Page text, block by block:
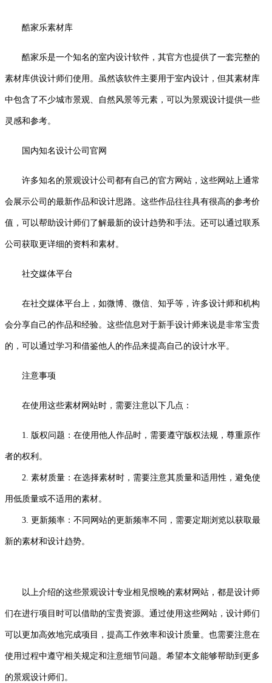
酷家乐素材库
酷家乐是一个知名的室内设计软件，其官方也提供了一套完整的
素材库供设计师们使用。虽然该软件主要用于室内设计，但其素材库
中包含了不少城市景观、自然风景等元素，可以为景观设计提供一些
灵感和参考。
国内知名设计公司官网
许多知名的景观设计公司都有自己的官方网站，这些网站上通常
会展示公司的最新作品和设计思路。这些作品往往具有很高的参考价
值，可以帮助设计师们了解最新的设计趋势和手法。还可以通过联系
公司获取更详细的资料和素材。
社交媒体平台
在社交媒体平台上，如微博、微信、知乎等，许多设计师和机构
会分享自己的作品和经验。这些信息对于新手设计师来说是非常宝贵
的，可以通过学习和借鉴他人的作品来提高自己的设计水平。
注意事项
在使用这些素材网站时，需要注意以下几点：
1. 版权问题：在使用他人作品时，需要遵守版权法规，尊重原作
者的权利。
2. 素材质量：在选择素材时，需要注意其质量和适用性，避免使
用低质量或不适用的素材。
3. 更新频率：不同网站的更新频率不同，需要定期浏览以获取最
新的素材和设计趋势。
以上介绍的这些景观设计专业相见恨晚的素材网站，都是设计师
们在进行项目时可以借助的宝贵资源。通过使用这些网站，设计师们
可以更加高效地完成项目，提高工作效率和设计质量。也需要注意在
使用过程中遵守相关规定和注意细节问题。希望本文能够帮助到更多
的景观设计师们。